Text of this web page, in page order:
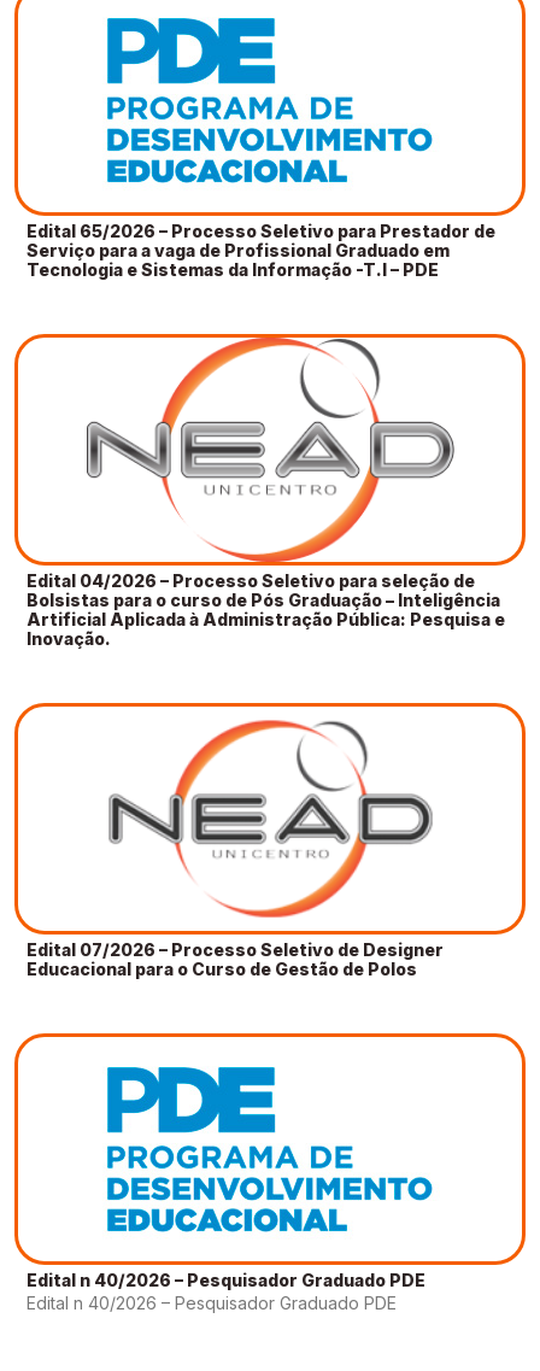
Edital 65/2026 – Processo Seletivo para Prestador de
Serviço para a vaga de Profissional Graduado em
Tecnologia e Sistemas da Informação -T.I – PDE
Edital 04/2026 – Processo Seletivo para seleção de
Bolsistas para o curso de Pós Graduação – Inteligência
Artificial Aplicada à Administração Pública: Pesquisa e
Inovação.
Edital 07/2026 – Processo Seletivo de Designer
Educacional para o Curso de Gestão de Polos
Edital n 40/2026 – Pesquisador Graduado PDE
Edital n 40/2026 – Pesquisador Graduado PDE